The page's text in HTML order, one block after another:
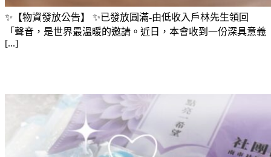
✨【物資發放公告】 ✨已發放圓滿-由低收入戶林先生領回
「聲音，是世界最溫暖的邀請。近日，本會收到一份深具意義
[...]